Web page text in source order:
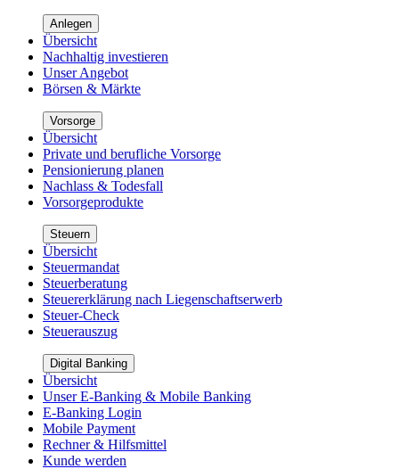
Anlegen
Übersicht
Nachhaltig investieren
Unser Angebot
Börsen & Märkte
Vorsorge
Übersicht
Private und berufliche Vorsorge
Pensionierung planen
Nachlass & Todesfall
Vorsorgeprodukte
Steuern
Übersicht
Steuermandat
Steuerberatung
Steuererklärung nach Liegenschaftserwerb
Steuer-Check
Steuerauszug
Digital Banking
Übersicht
Unser E-Banking & Mobile Banking
E-Banking Login
Mobile Payment
Rechner & Hilfsmittel
Kunde werden